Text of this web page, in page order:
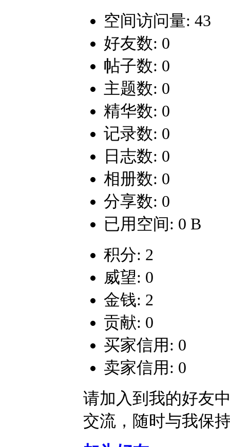
空间访问量: 43
好友数: 0
帖子数: 0
主题数: 0
精华数: 0
记录数: 0
日志数: 0
相册数: 0
分享数: 0
已用空间: 0 B
积分: 2
威望: 0
金钱: 2
贡献: 0
买家信用: 0
卖家信用: 0
请加入到我的好友
交流，随时与我保